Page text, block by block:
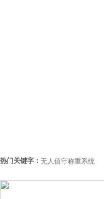
热门关键字： 无人值守称重系统